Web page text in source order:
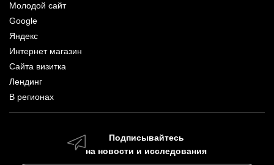
Молодой сайт
Google
Яндекс
Интернет магазин
Сайта визитка
Лендинг
В регионах
Подписывайтесь
на новости и исследования